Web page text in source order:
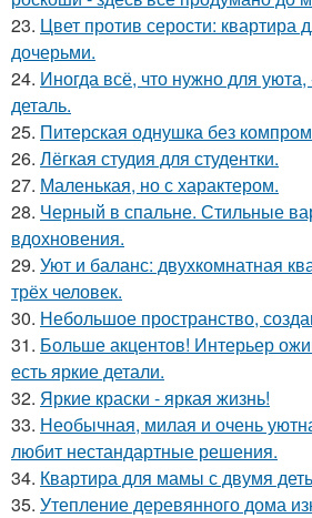
23. Цвет против серости: квартира
дочерьми.
24. Иногда всё, что нужно для
деталь.
25. Питерская однушка без
26. Лёгкая студия для студентки.
27. Маленькая, но с характером.
28. Черный в спальне. Стильные
вдохновения.
29. Уют и баланс: двухкомнатная
трёх человек.
30. Небольшое пространство,
31. Больше акцентов! Интерьер
есть яркие детали.
32. Яркие краски - яркая жизнь!
33. Необычная, милая и очень
любит нестандартные решения.
34. Квартира для мамы с двумя
35. Утепление деревянного дома